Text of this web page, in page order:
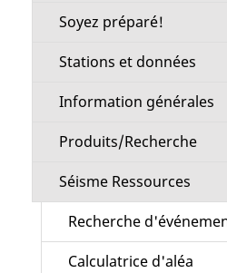
Soyez préparé!
Stations et données
Information générales
Produits/Recherche
Séisme Ressources
Recherche
Calculatrice d'aléa